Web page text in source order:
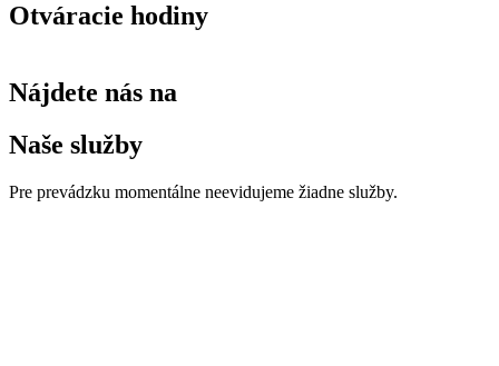
Otváracie hodiny
Nájdete nás na
Naše služby
Pre prevádzku momentálne neevidujeme žiadne služby.